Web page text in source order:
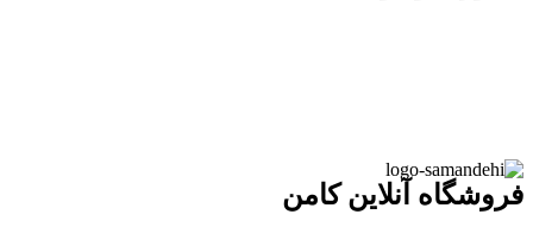
فروشگاه آنلاین کامن